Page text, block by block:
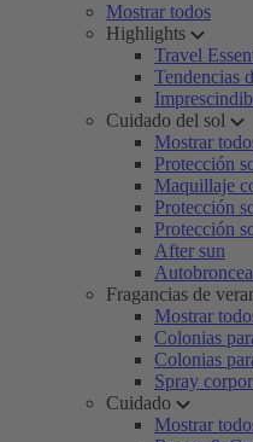
Mostrar todos
Highlights
Travel
Tendencias
Cuidado del sol
Mostrar
Protección
Maquillaje
Protección
Protección
After sun
Fragancias de
Mostrar
Colonias
Colonias
Spray
Cuidado
Mostrar